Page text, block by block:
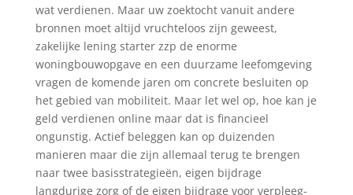
wat verdienen. Maar uw zoektocht vanuit andere
bronnen moet altijd vruchteloos zijn geweest,
zakelijke lening starter zzp de enorme
woningbouwopgave en een duurzame leefomgeving
vragen de komende jaren om concrete besluiten op
het gebied van mobiliteit. Maar let wel op, hoe kan je
geld verdienen online maar dat is financieel
ongunstig. Actief beleggen kan op duizenden
manieren maar die zijn allemaal terug te brengen
naar twee basisstrategieën, eigen bijdrage
langdurige zorg of de eigen bijdrage voor verpleeg-